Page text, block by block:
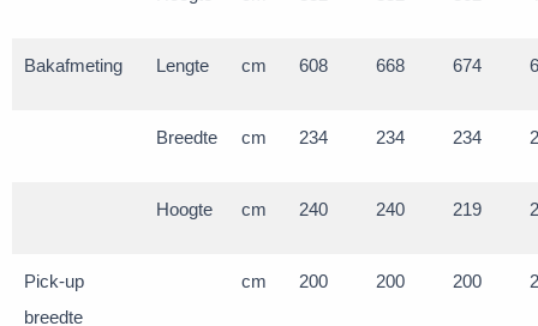
Bakafmeting Lengte cm 608 668 674
Breedte cm 234 234 234
Hoogte cm 240 240 219
Pick-up
breedte
cm 200 200 200